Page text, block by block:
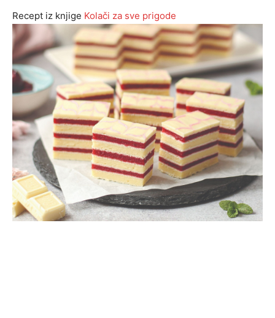
Recept iz knjige Kolači za sve prigode